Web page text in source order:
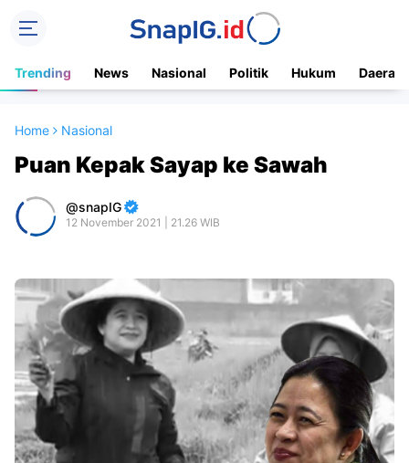
Trending News Nasional Politik Hukum Daerah
Home Nasional
Puan Kepak Sayap ke Sawah
snapIG
12 November 2021 | 21.26 WIB